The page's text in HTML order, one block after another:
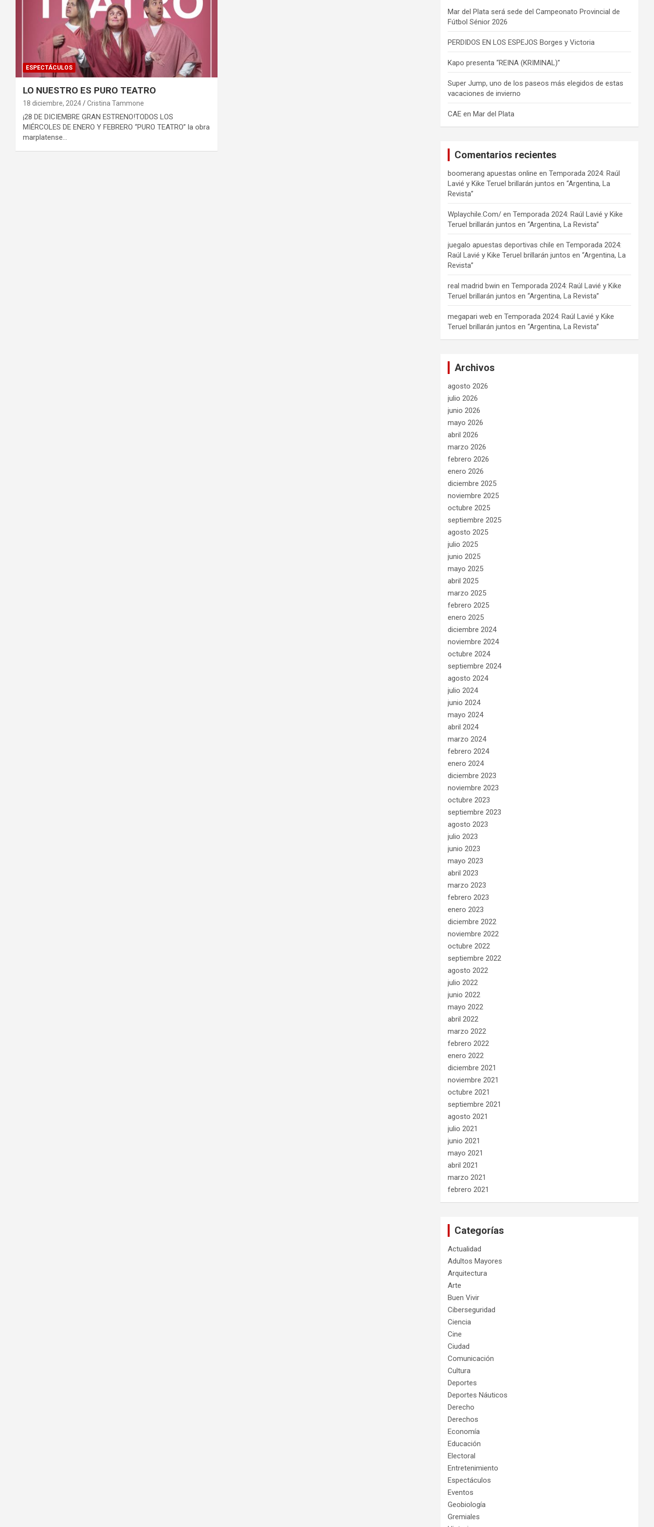
ESPECTÁCULOS
LO NUESTRO ES PURO TEATRO
18 diciembre, 2024 Cristina Tammone
¡28 DE DICIEMBRE GRAN ESTRENO!TODOS LOS
MIÉRCOLES DE ENERO Y FEBRERO “PURO TEATRO” la obra
marplatense…
Mar del Plata será sede del Campeonato Provincial de
Fútbol Sénior 2026
PERDIDOS EN LOS ESPEJOS Borges y Victoria
Kapo presenta “REINA (KRIMINAL)”
Super Jump, uno de los paseos más elegidos de estas
vacaciones de invierno
CAE en Mar del Plata
Comentarios recientes
boomerang apuestas online enTemporada 2024: Raúl
Lavié y Kike Teruel brillarán juntos en “Argentina, La
Revista”
Wplaychile.Com/ enTemporada 2024: Raúl Lavié y Kike
Teruel brillarán juntos en “Argentina, La Revista”
juegalo apuestas deportivas chile enTemporada 2024:
Raúl Lavié y Kike Teruel brillarán juntos en “Argentina, La
Revista”
real madrid bwin enTemporada 2024: Raúl Lavié y Kike
Teruel brillarán juntos en “Argentina, La Revista”
megapari web enTemporada 2024: Raúl Lavié y Kike
Teruel brillarán juntos en “Argentina, La Revista”
Archivos
agosto 2026
julio 2026
junio 2026
mayo 2026
abril 2026
marzo 2026
febrero 2026
enero 2026
diciembre 2025
noviembre 2025
octubre 2025
septiembre 2025
agosto 2025
julio 2025
junio 2025
mayo 2025
abril 2025
marzo 2025
febrero 2025
enero 2025
diciembre 2024
noviembre 2024
octubre 2024
septiembre 2024
agosto 2024
julio 2024
junio 2024
mayo 2024
abril 2024
marzo 2024
febrero 2024
enero 2024
diciembre 2023
noviembre 2023
octubre 2023
septiembre 2023
agosto 2023
julio 2023
junio 2023
mayo 2023
abril 2023
marzo 2023
febrero 2023
enero 2023
diciembre 2022
noviembre 2022
octubre 2022
septiembre 2022
agosto 2022
julio 2022
junio 2022
mayo 2022
abril 2022
marzo 2022
febrero 2022
enero 2022
diciembre 2021
noviembre 2021
octubre 2021
septiembre 2021
agosto 2021
julio 2021
junio 2021
mayo 2021
abril 2021
marzo 2021
febrero 2021
Categorías
Actualidad
Adultos Mayores
Arquitectura
Arte
Buen Vivir
Ciberseguridad
Ciencia
Cine
Ciudad
Comunicación
Cultura
Deportes
Deportes Náuticos
Derecho
Derechos
Economía
Educación
Electoral
Entretenimiento
Espectáculos
Eventos
Geobiología
Gremiales